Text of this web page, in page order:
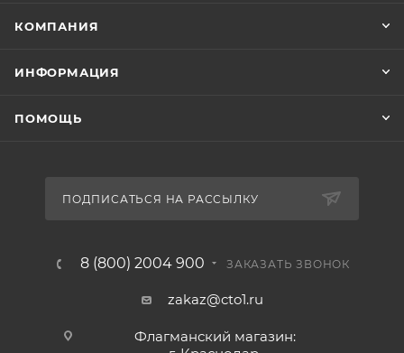
КОМПАНИЯ
ИНФОРМАЦИЯ
ПОМОЩЬ
ПОДПИСАТЬСЯ НА РАССЫЛКУ
8 (800) 2004 900 ЗАКАЗАТЬ ЗВОНОК
zakaz@cto1.ru
Флагманский магазин: